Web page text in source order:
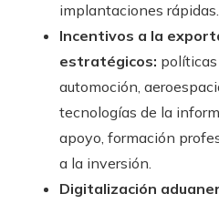
implantaciones rápidas.
Incentivos a la
estratégicos:
automoción,
tecnologías de la
apoyo, formación
a la inversión.
Digitalización